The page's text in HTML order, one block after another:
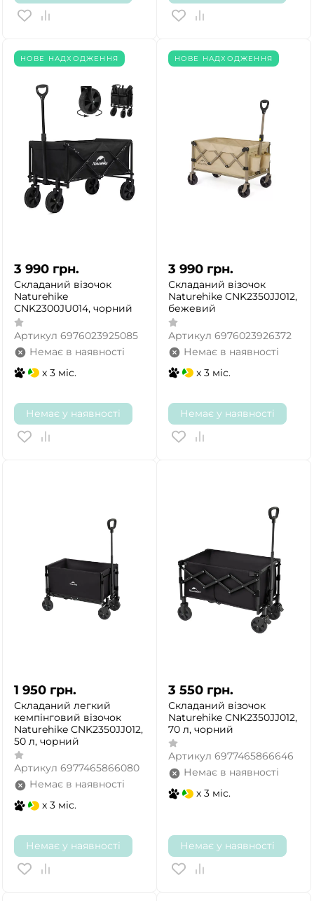
НОВЕ НАДХОДЖЕННЯ
3 990 грн.
Складаний візочок
Naturehike
CNK2300JU014, чорний
Артикул 6976023925085
Немає в наявності
x 3 міс.
Немає у наявності
НОВЕ НАДХОДЖЕННЯ
3 990 грн.
Складаний візочок
Naturehike CNK2350JJ012,
бежевий
Артикул 6976023926372
Немає в наявності
x 3 міс.
Немає у наявності
1 950 грн.
Складаний легкий
кемпінговий візочок
Naturehike CNK2350JJ012,
50 л, чорний
Артикул 6977465866080
Немає в наявності
x 3 міс.
Немає у наявності
3 550 грн.
Складаний візочок
Naturehike CNK2350JJ012,
70 л, чорний
Артикул 6977465866646
Немає в наявності
x 3 міс.
Немає у наявності